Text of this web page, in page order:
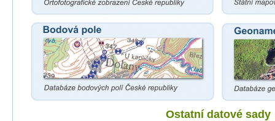
Ostatní datové sady